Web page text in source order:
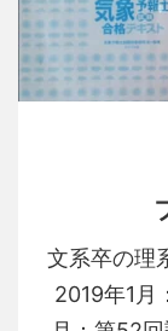
文系卒の理
2019年1月